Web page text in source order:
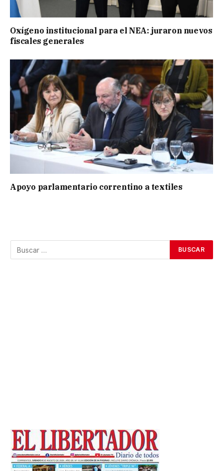
Oxígeno institucional para el NEA: juraron nuevos
fiscales generales
Apoyo parlamentario correntino a textiles